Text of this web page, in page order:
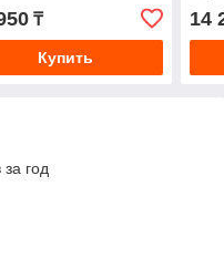
₸
Купить
14
год